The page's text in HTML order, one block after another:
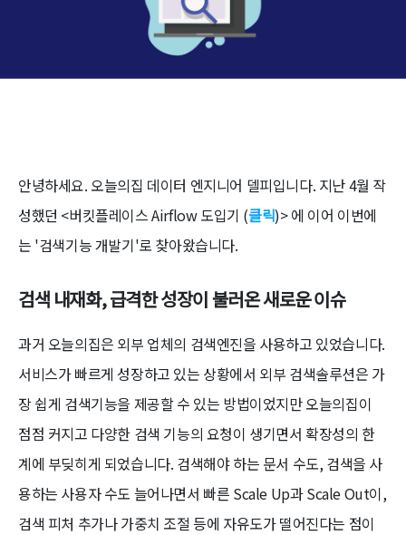
안녕하세요. 오늘의집 데이터 엔지니어 델피입니다. 지난 4월 작
성했던 <버킷플레이스 Airflow 도입기 (클릭)> 에 이어 이번에
는 '검색기능 개발기'로 찾아왔습니다.
검색 내재화, 급격한 성장이 불러온 새로운 이슈
과거 오늘의집은 외부 업체의 검색엔진을 사용하고 있었습니다.
서비스가 빠르게 성장하고 있는 상황에서 외부 검색솔루션은 가
장 쉽게 검색기능을 제공할 수 있는 방법이었지만 오늘의집이
점점 커지고 다양한 검색 기능의 요청이 생기면서 확장성의 한
계에 부딪히게 되었습니다. 검색해야 하는 문서 수도, 검색을 사
용하는 사용자 수도 늘어나면서 빠른 Scale Up과 Scale Out이,
검색 피처 추가나 가중치 조절 등에 자유도가 떨어진다는 점이